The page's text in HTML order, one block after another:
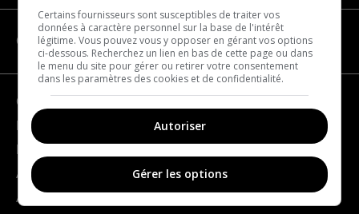
CATEGORIES
Geography
France
Americas
Asia
Certains fournisseurs sont susceptibles de traiter vos
données à caractère personnel sur la base de l'intérêt
légitime. Vous pouvez vous y opposer en gérant vos options
ci-dessous. Recherchez un lien en bas de cette page ou dans
le menu du site pour gérer ou retirer votre consentement
dans les paramètres des cookies et de confidentialité.
Autoriser
Gérer les options